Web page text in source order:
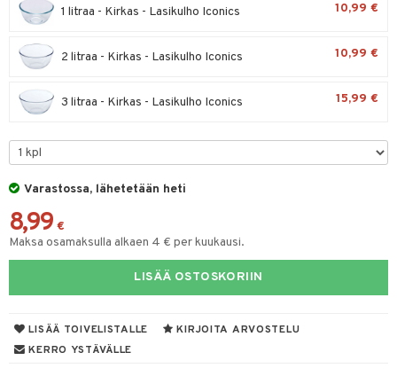
1 litraa - Kirkas - Lasikulho Iconics 10,99 €
2 litraa - Kirkas - Lasikulho Iconics 10,99 €
3 litraa - Kirkas - Lasikulho Iconics 15,99 €
Varastossa, lähetetään heti
8,99 €
Maksa osamaksulla alkaen 4 € per kuukausi.
LISÄÄ OSTOSKORIIN
LISÄÄ TOIVELISTALLE
KIRJOITA ARVOSTELU
KERRO YSTÄVÄLLE
& Vihannesveitset
tarvikkeita
tekstiilit
koristelu
säilytys
Saalit
& Koukut
& Veistokset
& Lyhdyt